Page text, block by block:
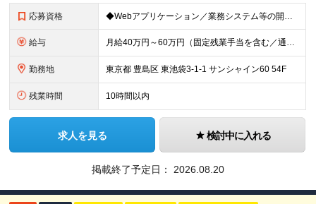
応募資格 ◆Webアプリケーション／業務システム等の開発実務経験：5年以上 ◆AIを活用した開発実務経験：1年以上 ◆日本国内在住の方
給与 月給40万円～60万円（固定残業手当を含む／通勤手当は別途支給） 想定年収480万円～720万円 ※固定残業手当は時間外労働の有無に関わらず40時間相当分、月額9万6千円～14万3千円を支給 （40
勤務地 東京都 豊島区 東池袋3-1-1 サンシャイン60 54F
残業時間 10時間以内
求人を見る 検討中に入れる
掲載終了予定日： 2026.08.20